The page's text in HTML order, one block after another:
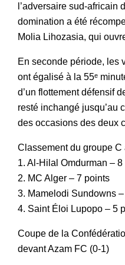
l’adversaire sud-africain
domination a été
Molia Lihozasia, qui
En seconde période, les
ont égalisé à la 55ᵉ
d’un flottement défensif
resté inchangé jusqu’au
des occasions des deux
Classement du groupe C
1. Al-Hilal Omdurman – 8
2. MC Alger – 7 points
3. Mamelodi Sundowns
4. Saint Éloi Lupopo – 5
Coupe de la
devant Azam FC (0-1)